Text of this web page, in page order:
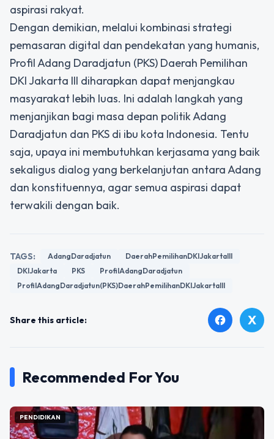
aspirasi rakyat.
Dengan demikian, melalui kombinasi strategi
pemasaran digital dan pendekatan yang humanis,
Profil Adang Daradjatun (PKS) Daerah Pemilihan
DKI Jakarta III diharapkan dapat menjangkau
masyarakat lebih luas. Ini adalah langkah yang
menjanjikan bagi masa depan politik Adang
Daradjatun dan PKS di ibu kota Indonesia. Tentu
saja, upaya ini membutuhkan kerjasama yang baik
sekaligus dialog yang berkelanjutan antara Adang
dan konstituennya, agar semua aspirasi dapat
terwakili dengan baik.
TAGS: AdangDaradjatun
DaerahPemilihanDKIJakartaIII
DKIJakarta
PKS
ProfilAdangDaradjatun
ProfilAdangDaradjatun(PKS)DaerahPemilihanDKIJakartaIII
Share this article: facebook X
Recommended For You
PENDIDIKAN